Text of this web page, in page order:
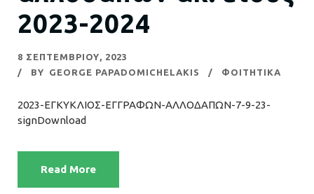
2023-2024
8 ΣΕΠΤΕΜΒΡΊΟΥ, 2023
BY
GEORGE PAPADOMICHELAKIS ΦΟΙΤΗΤΙΚΑ
2023-ΕΓΚΥΚΛΙΟΣ-ΕΓΓΡΑΦΩΝ-ΑΛΛΟΔΑΠΩΝ-7-9-23-
signDownload
Read More